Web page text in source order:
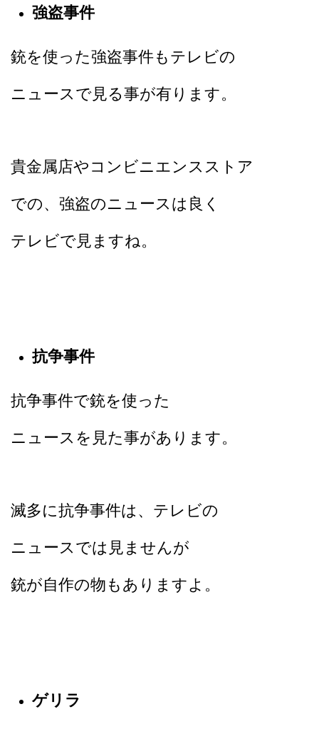
強盗事件
銃を使った強盗事件もテレビの
ニュースで見る事が有ります。
貴金属店やコンビニエンスストア
での、強盗のニュースは良く
テレビで見ますね。
抗争事件
抗争事件で銃を使った
ニュースを見た事があります。
滅多に抗争事件は、テレビの
ニュースでは見ませんが
銃が自作の物もありますよ。
ゲリラ